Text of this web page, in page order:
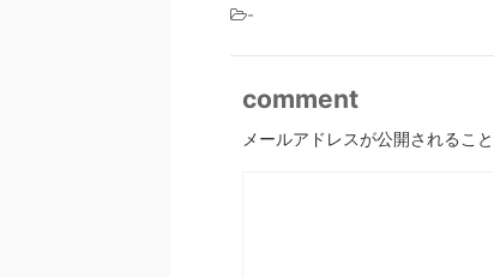
-
comment
メールアドレスが公開されるこ